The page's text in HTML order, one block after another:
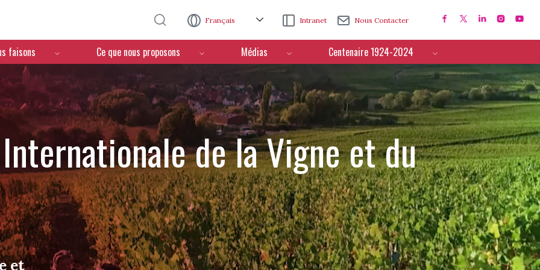
Français Intranet Nous Contacter
faisons Ce que nous proposons Médias Centenaire 1924-2024
de la Vigne et du
et